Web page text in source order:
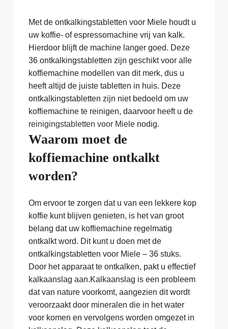
Met de ontkalkingstabletten voor Miele houdt u
uw koffie- of espressomachine vrij van kalk.
Hierdoor blijft de machine langer goed. Deze
36 ontkalkingstabletten zijn geschikt voor alle
koffiemachine modellen van dit merk, dus u
heeft altijd de juiste tabletten in huis. Deze
ontkalkingstabletten zijn niet bedoeld om uw
koffiemachine te reinigen, daarvoor heeft u de
reinigingstabletten voor Miele nodig.
Waarom moet de
koffiemachine ontkalkt
worden?
Om ervoor te zorgen dat u van een lekkere kop
koffie kunt blijven genieten, is het van groot
belang dat uw koffiemachine regelmatig
ontkalkt word. Dit kunt u doen met de
ontkalkingstabletten voor Miele – 36 stuks.
Door het apparaat te ontkalken, pakt u effectief
kalkaanslag aan.Kalkaanslag is een probleem
dat van nature voorkomt, aangezien dit wordt
veroorzaakt door mineralen die in het water
voor komen en vervolgens worden omgezet in